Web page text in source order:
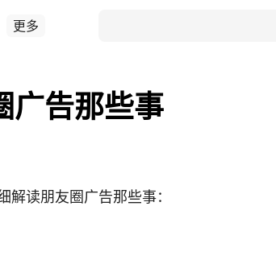
更多
广告那些事
读朋友圈广告那些事：